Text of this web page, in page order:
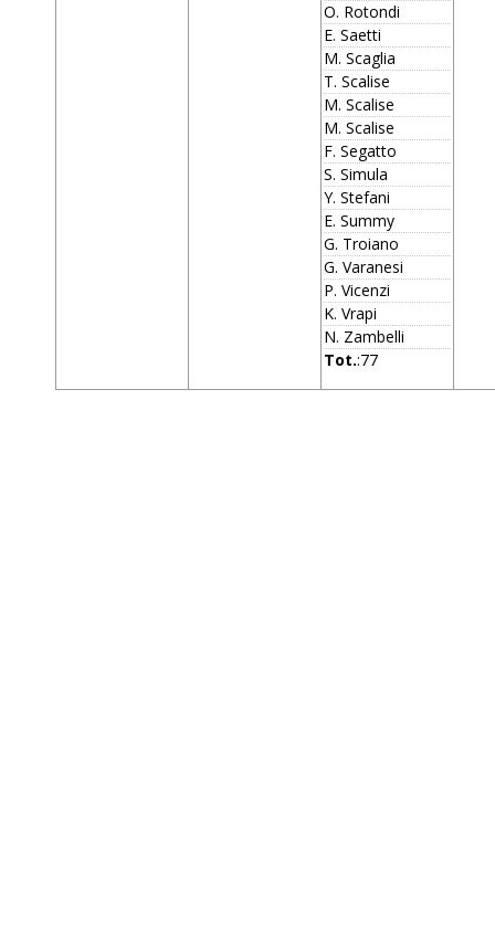
O. Rotondi
E. Saetti
M. Scaglia
T. Scalise
M. Scalise
M. Scalise
F. Segatto
S. Simula
Y. Stefani
E. Summy
G. Troiano
G. Varanesi
P. Vicenzi
K. Vrapi
N. Zambelli
Tot.:77